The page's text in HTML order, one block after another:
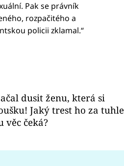
Pak se právník
​​rozpačitého a
policii zklamal.“
dusit ženu, která si
Jaký trest ho za tuhle
věc čeká?